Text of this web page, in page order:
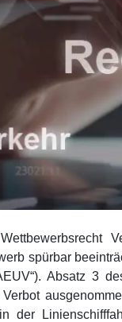
spürbar
Absatz 3
der